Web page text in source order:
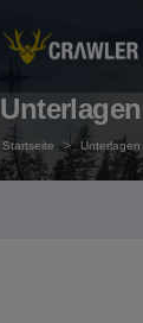
Unterlagen
Startseite > Unterlagen